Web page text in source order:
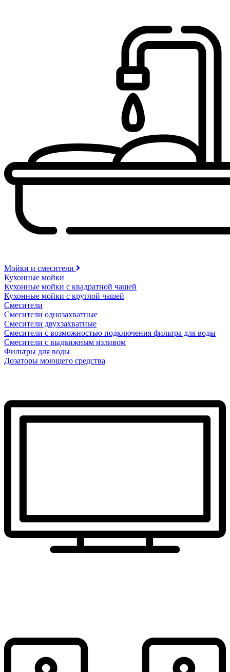
Мойки и смесители
Кухонные мойки
Кухонные мойки с квадратной чашей
Кухонные мойки с круглой чашей
Смесители
Смесители однозахватные
Смесители двухзахватные
Смесители с возможностью подключения фильтра для воды
Смесители с выдвижным изливом
Фильтры для воды
Дозаторы моющего средства